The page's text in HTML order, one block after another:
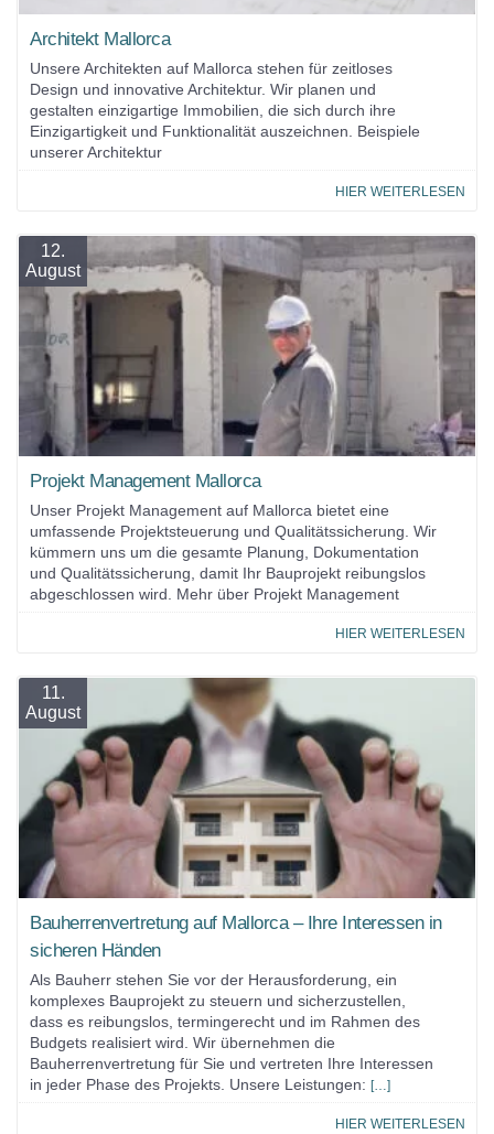
Architekt Mallorca
Unsere Architekten auf Mallorca stehen für zeitloses
Design und innovative Architektur. Wir planen und
gestalten einzigartige Immobilien, die sich durch ihre
Einzigartigkeit und Funktionalität auszeichnen. Beispiele
unserer Architektur
HIER WEITERLESEN
12.
August
Projekt Management Mallorca
Unser Projekt Management auf Mallorca bietet eine
umfassende Projektsteuerung und Qualitätssicherung. Wir
kümmern uns um die gesamte Planung, Dokumentation
und Qualitätssicherung, damit Ihr Bauprojekt reibungslos
abgeschlossen wird. Mehr über Projekt Management
HIER WEITERLESEN
11.
August
Bauherrenvertretung auf Mallorca – Ihre Interessen in
sicheren Händen
Als Bauherr stehen Sie vor der Herausforderung, ein
komplexes Bauprojekt zu steuern und sicherzustellen,
dass es reibungslos, termingerecht und im Rahmen des
Budgets realisiert wird. Wir übernehmen die
Bauherrenvertretung für Sie und vertreten Ihre Interessen
in jeder Phase des Projekts. Unsere Leistungen: […]
HIER WEITERLESEN